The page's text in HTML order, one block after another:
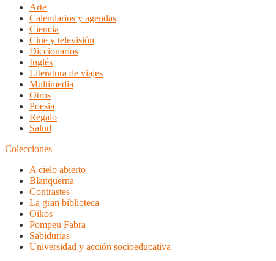
Arte
Calendarios y agendas
Ciencia
Cine y televisión
Diccionarios
Inglés
Literatura de viajes
Multimedia
Otros
Poesia
Regalo
Salud
Colecciones
A cielo abierto
Blanquerna
Contrastes
La gran biblioteca
Oikos
Pompeu Fabra
Sabidurías
Universidad y acción socioeducativa